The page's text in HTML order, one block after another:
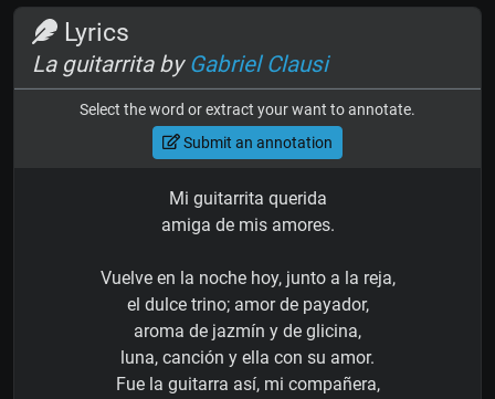
Lyrics
La guitarrita by Gabriel Clausi
Select the word or extract your want to annotate.
Submit an annotation
Mi guitarrita querida
amiga de mis amores.
Vuelve en la noche hoy, junto a la reja,
el dulce trino; amor de payador,
aroma de jazmín y de glicina,
luna, canción y ella con su amor.
Fue la guitarra así, mi compañera,